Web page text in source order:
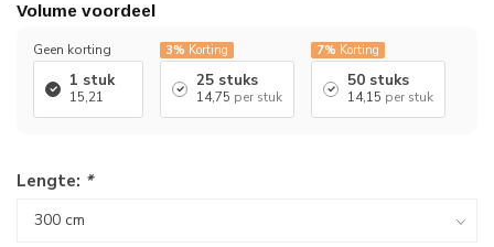
Volume voordeel
Geen korting
1 stuk
15,21
3% Korting
25 stuks
14,75 per stuk
7% Korting
50 stuks
14,15 per stuk
Lengte: *